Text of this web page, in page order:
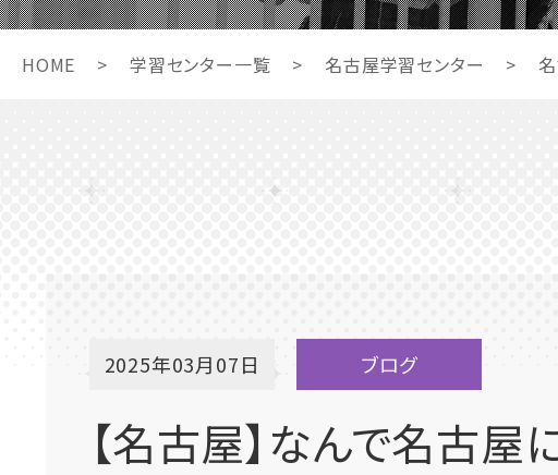
HOME > 学習センター一覧 > 名古屋学習センター >
2025年03月07日 ブログ
【名古屋】なんで名古屋